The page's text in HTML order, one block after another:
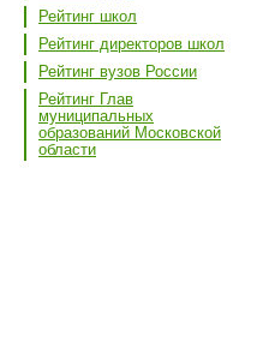
Рейтинг школ
Рейтинг директоров школ
Рейтинг вузов России
Рейтинг Глав
муниципальных
образований Московской
области